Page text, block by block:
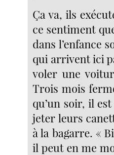
Ça va, ils
ce sentiment
dans l’enfance
qui arrivent ici
voler une
Trois mois
qu’un soir, il
jeter leurs
à la bagarre. «
il peut en me